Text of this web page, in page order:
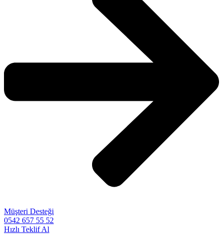
Müşteri Desteği
0542 657 55 52
Hızlı Teklif Al